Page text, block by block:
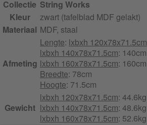
Collectie String Works
Kleur
zwart (tafelblad MDF gelakt)
Materiaal MDF, staal
Afmeting
Lengte: lxbxh 120x78x71.5cm
lxbxh 140x78x71.5cm: 140cm
lxbxh 160x78x71.5cm: 160cm
Breedte: 78cm
Hoogte: 71.5cm
Gewicht
lxbxh 120x78x71.5cm: 44.6kg
lxbxh 140x78x71.5cm: 48.6kg
lxbxh 160x78x71.5cm: 52.6kg